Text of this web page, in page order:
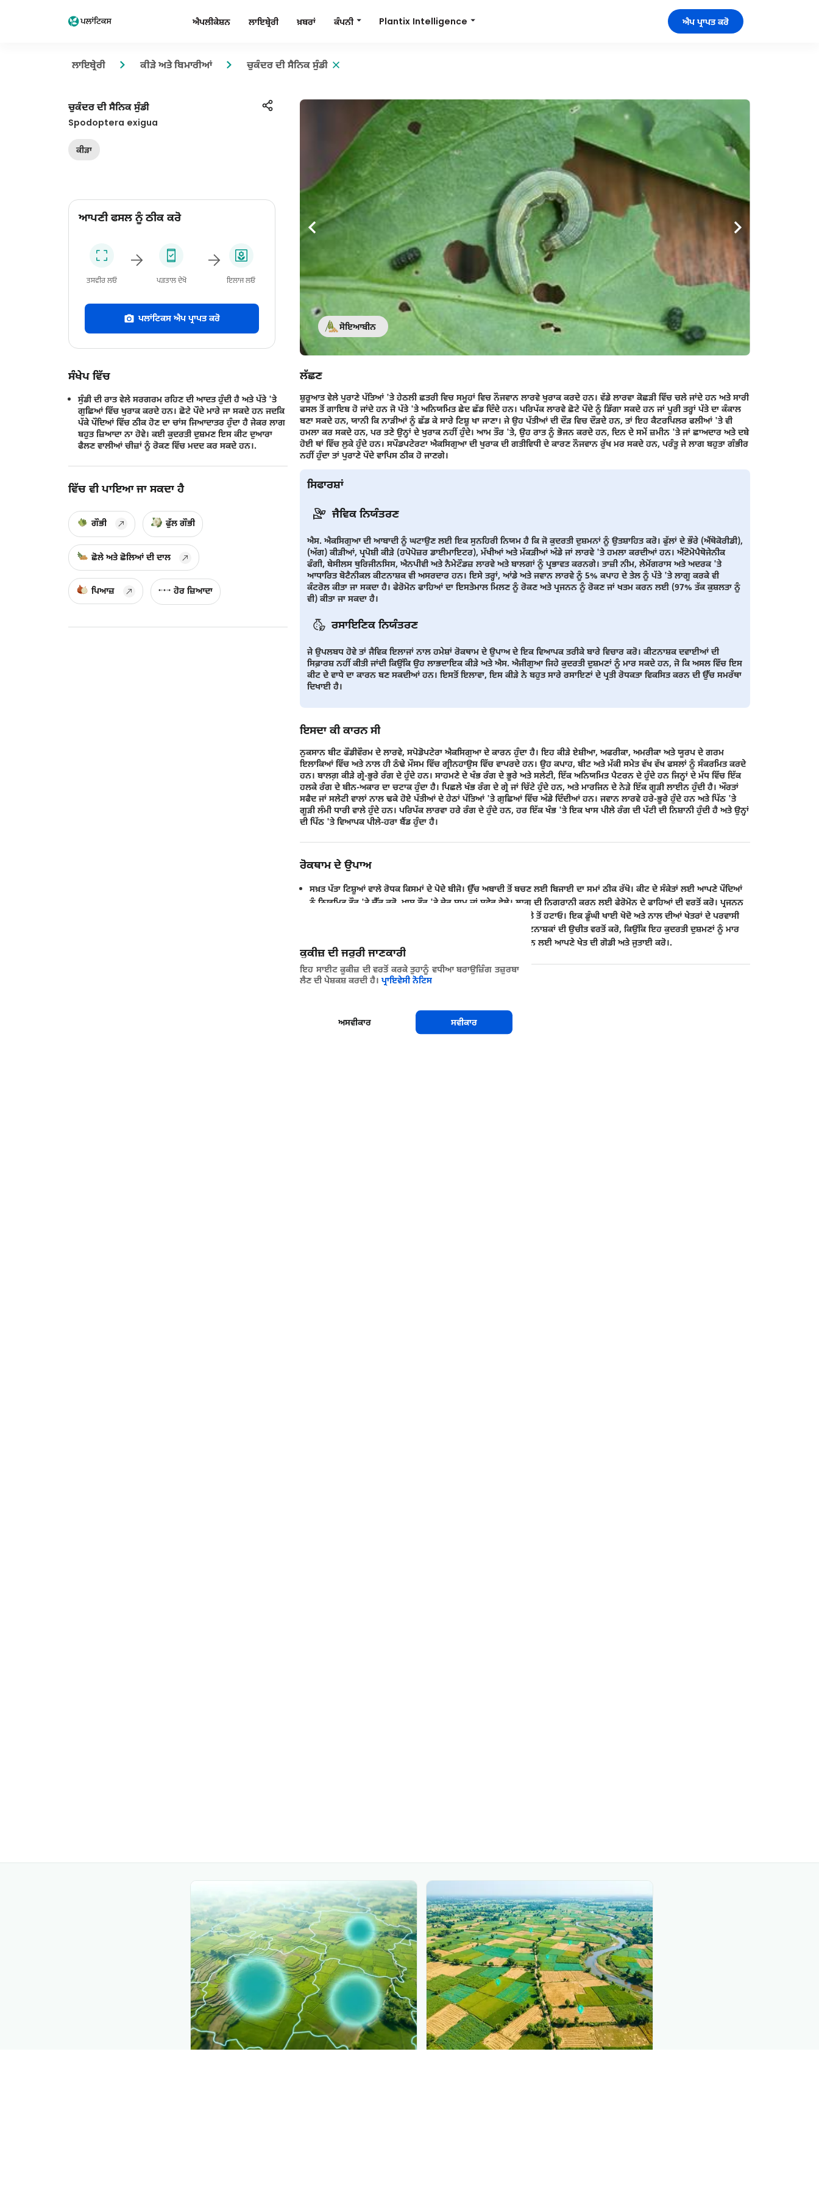
ਐਪਲੀਕੇਸ਼ਨ ਲਾਇਬ੍ਰੇਰੀ ਖ਼ਬਰਾਂ ਕੰਪਨੀ Plantix Intelligence ਐਪ ਪ੍ਰਾਪਤ ਕਰੋ
ਲਾਇਬ੍ਰੇਰੀ ਕੀੜੇ ਅਤੇ ਬਿਮਾਰੀਆਂ ਚੁਕੰਦਰ ਦੀ ਸੈਨਿਕ ਸੁੰਡੀ
ਚੁਕੰਦਰ ਦੀ ਸੈਨਿਕ ਸੁੰਡੀ
Spodoptera exigua
ਕੀੜਾ
ਆਪਣੀ ਫਸਲ ਨੂੰ ਠੀਕ ਕਰੋ
ਤਸਵੀਰ ਲਓ ਪੜਤਾਲ ਦੇਖੋ ਇਲਾਜ ਲਓ
ਪਲਾਂਟਿਕਸ ਐਪ ਪ੍ਰਾਪਤ ਕਰੋ
ਸੰਖੇਪ ਵਿੱਚ
ਸੁੰਡੀ ਦੀ ਰਾਤ ਵੇਲੇ ਸਰਗਰਮ ਰਹਿਣ ਦੀ ਆਦਤ ਹੁੰਦੀ ਹੈ ਅਤੇ ਪੱਤੇ 'ਤੇ
ਗੁਛਿਆਂ ਵਿੱਚ ਖੁਰਾਕ ਕਰਦੇ ਹਨ। ਛੋਟੇ ਪੌਦੇ ਮਾਰੇ ਜਾ ਸਕਦੇ ਹਨ ਜਦਕਿ
ਪੱਕੇ ਪੌਦਿਆਂ ਵਿੱਚ ਠੀਕ ਹੋਣ ਦਾ ਚਾਂਸ ਜਿਆਦਾਤਰ ਹੁੰਦਾ ਹੈ ਜੇਕਰ ਲਾਗ
ਬਹੁਤ ਜ਼ਿਆਦਾ ਨਾ ਹੋਵੇ। ਕਈ ਕੁਦਰਤੀ ਦੁਸ਼ਮਣ ਇਸ ਕੀਟ ਦੁਆਰਾ
ਫੈਲਣ ਵਾਲੀਆਂ ਚੀਜ਼ਾਂ ਨੂੰ ਰੋਕਣ ਵਿੱਚ ਮਦਦ ਕਰ ਸਕਦੇ ਹਨ।.
ਵਿੱਚ ਵੀ ਪਾਇਆ ਜਾ ਸਕਦਾ ਹੈ
ਗੌਭੀ ਫੁੱਲ ਗੌਭੀ
ਛੋਲੇ ਅਤੇ ਛੋਲਿਆਂ ਦੀ ਦਾਲ
ਪਿਆਜ਼ ਹੋਰ ਜ਼ਿਆਦਾ
ਸੋਇਆਬੀਨ
ਲੱਛਣ
ਸ਼ੁਰੂਆਤ ਵੇਲੇ ਪੁਰਾਣੇ ਪੱਤਿਆਂ 'ਤੇ ਹੇਠਲੀ ਛਤਰੀ ਵਿਚ ਸਮੂਹਾਂ ਵਿਚ ਨੌਜਵਾਨ ਲਾਰਵੇ ਖੁਰਾਕ ਕਰਦੇ ਹਨ। ਵੱਡੇ ਲਾਰਵਾ ਕੋਛੜੀ ਵਿੱਚ ਚਲੇ ਜਾਂਦੇ ਹਨ ਅਤੇ ਸਾਰੀ
ਫਸਲ ਤੋਂ ਗਾਇਬ ਹੋ ਜਾਂਦੇ ਹਨ ਜੋ ਪੱਤੇ 'ਤੇ ਅਨਿਯਮਿਤ ਛੇਦ ਛੱਡ ਦਿੰਦੇ ਹਨ। ਪਰਿਪੱਕ ਲਾਰਵੇ ਛੋਟੇ ਪੌਦੇ ਨੂੰ ਡਿੱਗਾ ਸਕਦੇ ਹਨ ਜਾਂ ਪੂਰੀ ਤਰ੍ਹਾਂ ਪੱਤੇ ਦਾ ਕੰਕਾਲ
ਬਣਾ ਸਕਦੇ ਹਨ, ਯਾਨੀ ਕਿ ਨਾੜੀਆਂ ਨੂੰ ਛੱਡ ਕੇ ਸਾਰੇ ਟਿਸ਼ੂ ਖਾ ਜਾਣਾ। ਜੇ ਉਹ ਪੱਤੀਆਂ ਦੀ ਦੌੜ ਵਿਚ ਦੌੜਦੇ ਹਨ, ਤਾਂ ਇਹ ਕੈਟਰਪਿਲਰ ਫਲੀਆਂ 'ਤੇ ਵੀ
ਹਮਲਾ ਕਰ ਸਕਦੇ ਹਨ, ਪਰ ਤਣੇ ਉਨ੍ਹਾਂ ਦੇ ਖੁਰਾਕ ਨਹੀਂ ਹੁੰਦੇ। ਆਮ ਤੌਰ 'ਤੇ, ਉਹ ਰਾਤ ਨੂੰ ਭੋਜਨ ਕਰਦੇ ਹਨ, ਦਿਨ ਦੇ ਸਮੇਂ ਜ਼ਮੀਨ 'ਤੇ ਜਾਂ ਛਾਅਦਾਰ ਅਤੇ ਦਬੇ
ਹੋਈ ਥਾਂ ਵਿੱਚ ਲੁਕੇ ਹੁੰਦੇ ਹਨ। ਸਪੌਡਪਟੇਰਟਾ ਐਕਸਿਗੁਆ ਦੀ ਖੁਰਾਕ ਦੀ ਗਤੀਵਿਧੀ ਦੇ ਕਾਰਣ ਨੌਜਵਾਨ ਰੁੱਖ ਮਰ ਸਕਦੇ ਹਨ, ਪਰੰਤੂ ਜੇ ਲਾਗ ਬਹੁਤਾ ਗੰਭੀਰ
ਨਹੀਂ ਹੁੰਦਾ ਤਾਂ ਪੁਰਾਣੇ ਪੌਦੇ ਵਾਪਿਸ ਠੀਕ ਹੋ ਜਾਣਗੇ।
ਸਿਫਾਰਸ਼ਾਂ
ਜੈਵਿਕ ਨਿਯੰਤਰਣ
ਐਸ. ਐਕਸਿਗੁਆ ਦੀ ਆਬਾਦੀ ਨੂੰ ਘਟਾਉਣ ਲਈ ਇਕ ਸੁਨਹਿਰੀ ਨਿਯਮ ਹੈ ਕਿ ਜੋ ਕੁਦਰਤੀ ਦੁਸ਼ਮਨਾਂ ਨੂੰ ਉਤਸ਼ਾਹਿਤ ਕਰੋ। ਫੁੱਲਾਂ ਦੇ ਭੌਰੇ (ਐਂਥੋਕੋਰੀਡੀ),
(ਅੱਗ) ਕੀੜੀਆਂ, ਪ੍ਰਪੋਸ਼ੀ ਕੀੜੇ (ਹਪੋਪੋਜ਼ਰ ਡਾਈਮਾਇਟਰ), ਮੱਖੀਆਂ ਅਤੇ ਮੱਕੜੀਆਂ ਅੰਡੇ ਜਾਂ ਲਾਰਵੇ 'ਤੇ ਹਮਲਾ ਕਰਦੀਆਂ ਹਨ। ਐਂਟੋਮੋਪੈਥੋਜੇਨੀਕ
ਫੰਗੀ, ਬੇਸੀਲਸ ਥੁਰਿਜੀਨਸਿਸ, ਐਨਪੀਵੀ ਅਤੇ ਨੈਮੇਟੌਡਜ਼ ਲਾਰਵੇ ਅਤੇ ਬਾਲਗਾਂ ਨੂੰ ਪ੍ਰਭਾਵਤ ਕਰਨਗੇ। ਤਾਜ਼ੀ ਨੀਮ, ਲੇਮੋਂਗਰਾਸ ਅਤੇ ਅਦਰਕ 'ਤੇ
ਆਧਾਰਿਤ ਬੋਟੈਨੀਕਲ ਕੀਟਨਾਸ਼ਕ ਵੀ ਅਸਰਦਾਰ ਹਨ। ਇਸੇ ਤਰ੍ਹਾਂ, ਆਂਡੇ ਅਤੇ ਜਵਾਨ ਲਾਰਵੇ ਨੂੰ 5% ਕਪਾਹ ਦੇ ਤੇਲ ਨੂੰ ਪੱਤੇ 'ਤੇ ਲਾਗੂ ਕਰਕੇ ਵੀ
ਕੰਟਰੋਲ ਕੀਤਾ ਜਾ ਸਕਦਾ ਹੈ। ਫੇਰੋਮੋਨ ਫਾਹਿਆਂ ਦਾ ਇਸਤੇਮਾਲ ਮਿਲਣ ਨੂੰ ਰੋਕਣ ਅਤੇ ਪ੍ਰਜਨਨ ਨੂੰ ਰੋਕਣ ਜਾਂ ਖਤਮ ਕਰਨ ਲਈ (97% ਤੱਕ ਕੁਸ਼ਲਤਾ ਨੂੰ
ਵੀ) ਕੀਤਾ ਜਾ ਸਕਦਾ ਹੈ।
ਰਸਾਇਣਿਕ ਨਿਯੰਤਰਣ
ਜੇ ਉਪਲਬਧ ਹੋਵੇ ਤਾਂ ਜੈਵਿਕ ਇਲਾਜਾਂ ਨਾਲ ਹਮੇਸ਼ਾਂ ਰੋਕਥਾਮ ਦੇ ਉਪਾਅ ਦੇ ਇਕ ਵਿਆਪਕ ਤਰੀਕੇ ਬਾਰੇ ਵਿਚਾਰ ਕਰੋ। ਕੀਟਨਾਸ਼ਕ ਦਵਾਈਆਂ ਦੀ
ਸਿਫ਼ਾਰਸ਼ ਨਹੀਂ ਕੀਤੀ ਜਾਂਦੀ ਕਿਉਂਕਿ ਉਹ ਲਾਭਦਾਇਕ ਕੀੜੇ ਅਤੇ ਐਸ. ਐਜੀਗੁਆ ਜਿਹੇ ਕੁਦਰਤੀ ਦੁਸ਼ਮਣਾਂ ਨੂੰ ਮਾਰ ਸਕਦੇ ਹਨ, ਜੋ ਕਿ ਅਸਲ ਵਿੱਚ ਇਸ
ਕੀਟ ਦੇ ਵਾਧੇ ਦਾ ਕਾਰਨ ਬਣ ਸਕਦੀਆਂ ਹਨ। ਇਸਤੋਂ ਇਲਾਵਾ, ਇਸ ਕੀੜੇ ਨੇ ਬਹੁਤ ਸਾਰੇ ਰਸਾਇਣਾਂ ਦੇ ਪ੍ਰਤੀ ਰੋਧਕਤਾ ਵਿਕਸਿਤ ਕਰਨ ਦੀ ਉੱਚ ਸਮਰੱਥਾ
ਦਿਖਾਈ ਹੈ।
ਇਸਦਾ ਕੀ ਕਾਰਨ ਸੀ
ਨੁਕਸਾਨ ਬੀਟ ਫੌਡੀਵੌਰਮ ਦੇ ਲਾਰਵੇ, ਸਪੋਡੋਪਟੇਰਾ ਐਕਸਿਗੁਆ ਦੇ ਕਾਰਨ ਹੁੰਦਾ ਹੈ। ਇਹ ਕੀੜੇ ਏਸ਼ੀਆ, ਅਫਰੀਕਾ, ਅਮਰੀਕਾ ਅਤੇ ਯੂਰਪ ਦੇ ਗਰਮ
ਇਲਾਕਿਆਂ ਵਿੱਚ ਅਤੇ ਨਾਲ ਹੀ ਠੰਢੇ ਮੌਸਮ ਵਿੱਚ ਗ੍ਰੀਨਹਾਉਸ ਵਿੱਚ ਵਾਪਰਦੇ ਹਨ। ਉਹ ਕਪਾਹ, ਬੀਟ ਅਤੇ ਮੱਕੀ ਸਮੇਤ ਵੱਖ ਵੱਖ ਫਸਲਾਂ ਨੂੰ ਸੰਕਰਮਿਤ ਕਰਦੇ
ਹਨ। ਬਾਲਗ਼ ਕੀੜੇ ਗ੍ਰੇ-ਭੂਰੇ ਰੰਗ ਦੇ ਹੁੰਦੇ ਹਨ। ਸਾਹਮਣੇ ਦੇ ਖੰਭ ਰੰਗ ਦੇ ਭੂਰੇ ਅਤੇ ਸਲੇਟੀ, ਇੱਕ ਅਨਿਯਮਿਤ ਪੈਟਰਨ ਦੇ ਹੁੰਦੇ ਹਨ ਜਿਨ੍ਹਾਂ ਦੇ ਮੱਧ ਵਿੱਚ ਇੱਕ
ਹਲਕੇ ਰੰਗ ਦੇ ਬੀਨ-ਅਕਾਰ ਦਾ ਚਟਾਕ ਹੁੰਦਾ ਹੈ। ਪਿਛਲੇ ਖੰਭ ਰੰਗ ਦੇ ਗ੍ਰੇ ਜਾਂ ਚਿੱਟੇ ਹੁੰਦੇ ਹਨ, ਅਤੇ ਮਾਰਜਿਨ ਦੇ ਨੇੜੇ ਇੱਕ ਗੂੜੀ ਲਾਈਨ ਹੁੰਦੀ ਹੈ। ਔਰਤਾਂ
ਸਫੈਦ ਜਾਂ ਸਲੇਟੀ ਵਾਲਾਂ ਨਾਲ ਢਕੇ ਹੋਏ ਪੱਤੀਆਂ ਦੇ ਹੇਠਾਂ ਪੱਤਿਆਂ 'ਤੇ ਗੁਛਿਆਂ ਵਿੱਚ ਅੰਡੇ ਦਿੰਦੀਆਂ ਹਨ। ਜਵਾਨ ਲਾਰਵੇ ਹਰੇ-ਭੂਰੇ ਹੁੰਦੇ ਹਨ ਅਤੇ ਪਿੱਠ 'ਤੇ
ਗੂੜੀ ਲੰਮੀ ਧਾਰੀ ਵਾਲੇ ਹੁੰਦੇ ਹਨ। ਪਰਿਪੱਕ ਲਾਰਵਾ ਹਰੇ ਰੰਗ ਦੇ ਹੁੰਦੇ ਹਨ, ਹਰ ਇੱਕ ਖੰਭ 'ਤੇ ਇਕ ਖਾਸ ਪੀਲੇ ਰੰਗ ਦੀ ਪੱਟੀ ਦੀ ਨਿਸ਼ਾਨੀ ਹੁੰਦੀ ਹੈ ਅਤੇ ਉਨ੍ਹਾਂ
ਦੀ ਪਿੱਠ 'ਤੇ ਵਿਆਪਕ ਪੀਲੇ-ਹਰਾ ਬੈਂਡ ਹੁੰਦਾ ਹੈ।
ਰੋਕਥਾਮ ਦੇ ਉਪਾਅ
ਸਖ਼ਤ ਪੱਤਾ ਟਿਸ਼ੂਆਂ ਵਾਲੇ ਰੋਧਕ ਕਿਸਮਾਂ ਦੇ ਪੋਦੇ ਬੀਜੋ। ਉੱਚ ਅਬਾਦੀ ਤੋਂ ਬਚਣ ਲਈ ਬਿਜਾਈ ਦਾ ਸਮਾਂ ਠੀਕ ਰੱਖੋ। ਕੀਟ ਦੇ ਸੰਕੇਤਾਂ ਲਈ ਆਪਣੇ ਪੌਦਿਆਂ
ਨੂੰ ਨਿਯਮਿਤ ਤੌਰ 'ਤੇ ਚੈੱਕ ਕਰੋ, ਖਾਸ ਤੌਰ 'ਤੇ ਦੇਰ ਸ਼ਾਮ ਜਾਂ ਸਵੇਰ ਵੇਲੇ। ਲਾਗ ਦੀ ਨਿਗਰਾਨੀ ਕਰਨ ਲਈ ਫੇਰੋਮੋਨ ਦੇ ਫਾਹਿਆਂ ਦੀ ਵਰਤੋਂ ਕਰੋ। ਪ੍ਰਜਨਨ
ਲਈ ਸ਼ਰਨ ਅਤੇ ਸਥਾਨਾਂ ਬਣ ਸਕਣ ਵਾਲੀ ਨਦੀਨਾਂ ਅਤੇ ਕੂੜੇ ਨੂੰ ਆਲੇ ਦੁਆਲੇ ਤੋਂ ਹਟਾਓ। ਇਕ ਡੂੰਘੀ ਖਾਈ ਖੋਦੋ ਅਤੇ ਨਾਲ ਦੀਆਂ ਖੇਤਰਾਂ ਦੇ ਪਰਵਾਸੀ
ਸੁੰਡੀਆਂ ਨੂੰ ਡੁੱਬਾਉਣ ਲਈ ਇਸਨੂੰ ਪਾਣੀ ਨਾਲ ਭਰੋ। ਵਿਆਪਕ ਪੱਧਰ 'ਤੇ ਕੀਟਨਾਸ਼ਕਾਂ ਦੀ ਉਚੀਤ ਵਰਤੋਂ ਕਰੋ, ਕਿਉਂਕਿ ਇਹ ਕੁਦਰਤੀ ਦੁਸ਼ਮਣਾਂ ਨੂੰ ਮਾਰ
ਸਕਦੇ ਹਨ। ਸ਼ਿਕਾਰੀਆਂ ਦੇ ਸਾਹਮਣੇ ਲਾਰਵੇ ਅਤੇ ਪਿਉਪੇ ਦਾ ਪਰਦਾਫਾਸ਼ ਕਰਨ ਲਈ ਆਪਣੇ ਖੇਤ ਦੀ ਗੋਡੀ ਅਤੇ ਜੁਤਾਈ ਕਰੋ।.
ਸਾਂਝਾ ਕਰੋ
ਕੂਕੀਜ਼ ਦੀ ਜਰੂਰੀ ਜਾਣਕਾਰੀ
ਇਹ ਸਾਈਟ ਕੂਕੀਜ਼ ਦੀ ਵਰਤੋਂ ਕਰਕੇ ਤੁਹਾਨੂੰ ਵਧੀਆ ਬਰਾਉਜ਼ਿੰਗ ਤਜ਼ੁਰਬਾ
ਲੈਣ ਦੀ ਪੇਸ਼ਕਸ਼ ਕਰਦੀ ਹੈ।ਪ੍ਰਾਇਵੇਸੀ ਨੋਟਿਸ
ਅਸਵੀਕਾਰ ਸਵੀਕਾਰ